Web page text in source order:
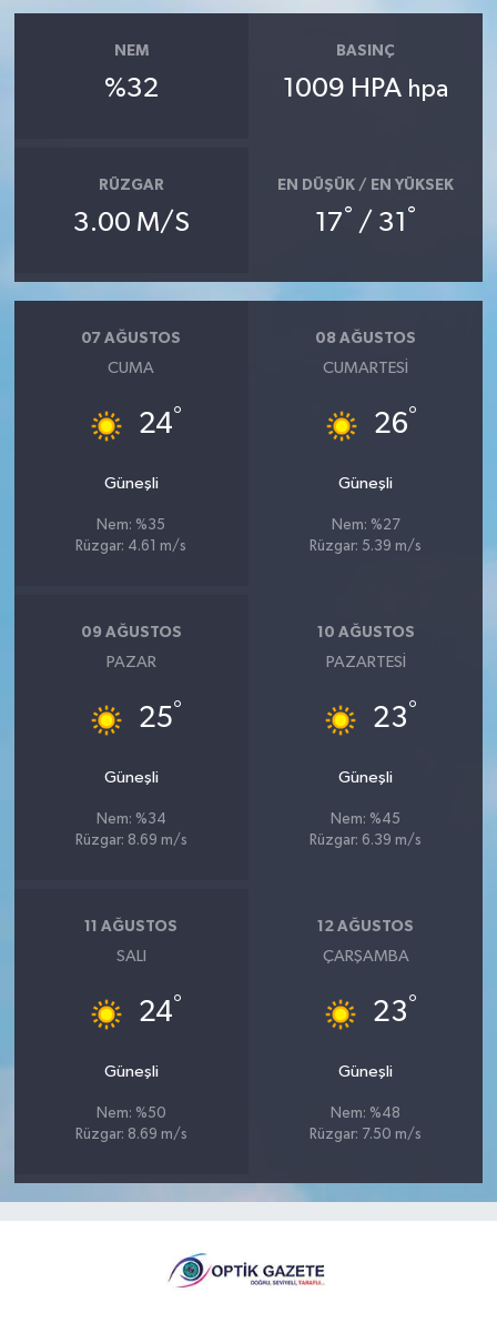
NEM
%32
BASINÇ
1009 HPA hpa
RÜZGAR
3.00 M/S
EN DÜŞÜK / EN YÜKSEK
17° / 31 °
07 AĞUSTOS
CUMA
24°
Güneşli
Nem: %35
Rüzgar: 4.61 m/s
08 AĞUSTOS
CUMARTESI
26°
Güneşli
Nem: %27
Rüzgar: 5.39 m/s
09 AĞUSTOS
PAZAR
25°
Güneşli
Nem: %34
Rüzgar: 8.69 m/s
10 AĞUSTOS
PAZARTESI
23°
Güneşli
Nem: %45
Rüzgar: 6.39 m/s
11 AĞUSTOS
SALI
24°
Güneşli
Nem: %50
Rüzgar: 8.69 m/s
12 AĞUSTOS
ÇARŞAMBA
23°
Güneşli
Nem: %48
Rüzgar: 7.50 m/s